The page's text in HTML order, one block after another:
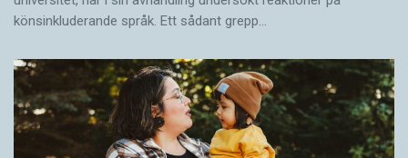
könsinkluderande språk. Ett sådant grepp…